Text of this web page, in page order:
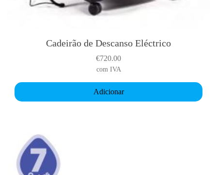
Cadeirão de Descanso Eléctrico
€720.00
com IVA
Adicionar